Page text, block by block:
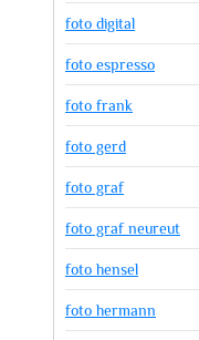
foto digital
foto espresso
foto frank
foto gerd
foto graf
foto graf neureut
foto hensel
foto hermann